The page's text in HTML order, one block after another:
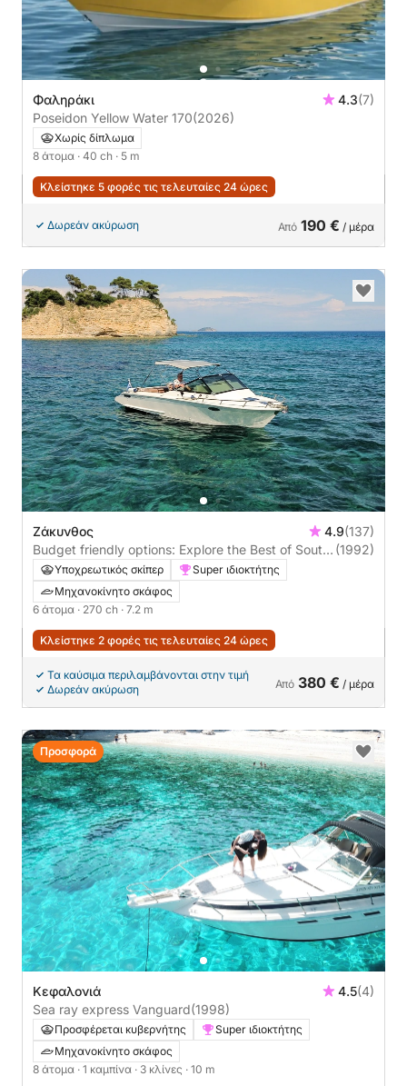
Φαληράκι 4.3(7)
Poseidon Yellow Water 170(2026)
Χωρίς δίπλωμα
8 άτομα · 40 ch · 5 m
Κλείστηκε 5 φορές τις τελευταίες 24 ώρες
Δωρεάν ακύρωση Από 190 € / μέρα
Ζάκυνθος 4.9(137)
Budget friendly options: Explore the Best of South
& West zakynthos
(1992)
Υποχρεωτικός σκίπερ
Super ιδιοκτήτης
Μηχανοκίνητο σκάφος
6 άτομα · 270 ch · 7.2 m
Κλείστηκε 2 φορές τις τελευταίες 24 ώρες
Τα καύσιμα περιλαμβάνονται στην τιμή
Δωρεάν ακύρωση
Από 380 € / μέρα
Κεφαλονιά 4.5(4)
Sea ray express Vanguard(1998)
Προσφέρεται κυβερνήτης
Super ιδιοκτήτης
Μηχανοκίνητο σκάφος
8 άτομα · 1 καμπίνα · 3 κλίνες · 10 m
Προσφορά